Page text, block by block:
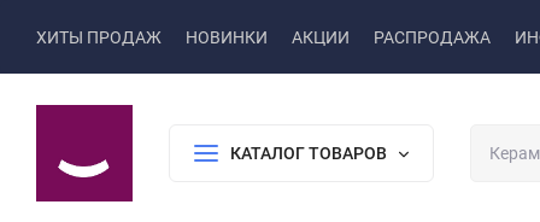
ХИТЫ ПРОДАЖ НОВИНКИ АКЦИИ РАСПРОДАЖА
КАТАЛОГ ТОВАРОВ